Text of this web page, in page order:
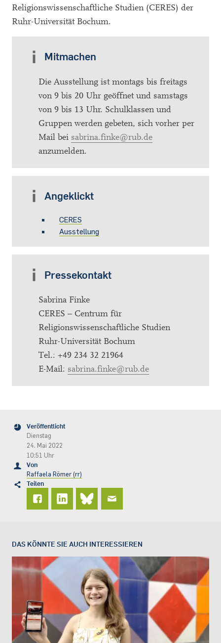
Religionswissenschaftliche Studien (CERES) der
Ruhr-Universität Bochum.
Mitmachen
Die Ausstellung ist montags bis freitags
von 9 bis 20 Uhr geöffnet und samstags
von 9 bis 13 Uhr. Schulklassen und
Gruppen werden gebeten, sich vorher per
Mail bei sabrina.finke@rub.de
anzumelden.
Angeklickt
CERES
Ausstellung
Pressekontakt
Sabrina Finke
CERES – Centrum für
Religionswissenschaftliche Studien
Ruhr-Universität Bochum
Tel.: +49 234 32 21964
E-Mail: sabrina.finke@rub.de
Veröffentlicht
Dienstag
24. Mai 2022
10:51 Uhr
Von
Raffaela Römer (rr)
Teilen
DAS KÖNNTE SIE AUCH INTERESSIEREN